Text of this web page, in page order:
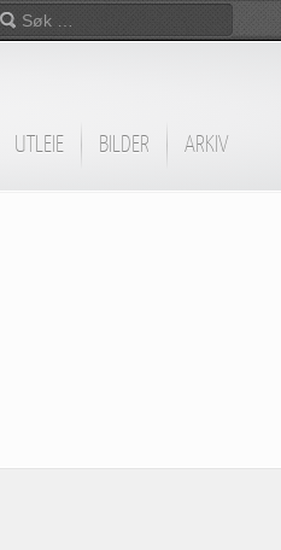
UTLEIE BILDER ARKIV